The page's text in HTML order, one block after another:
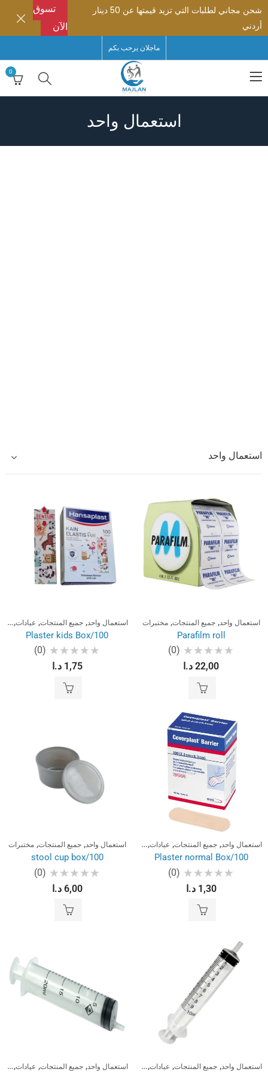
شحن مجاني لطلبات التي تزيد قيمتها عن 50 دينار
أردني
تسوق
الآن
ماجلان يرحب بكم
0
استعمال واحد
استعمال واحد
استعمال واحد,جميع المنتجات,مختبرات
Parafilm roll
التقييم
(0)
22,00 د.ا
استعمال واحد, جميع المنتجات, عيادات,
Plaster kids Box/100
التقييم
(0)
1,75 د.ا
استعمال واحد, جميع المنتجات, عيادات, مختبرات
Plaster normal Box/100
التقييم
(0)
1,30 د.ا
استعمال واحد,جميع المنتجات,مختبرات
stool cup box/100
التقييم
(0)
6,00 د.ا
استعمال واحد, جميع المنتجات, عيادات, مختبراتاستعمال واحد, جميع المنتجات, عيادات,